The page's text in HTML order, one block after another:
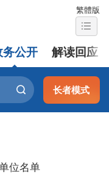
繁體版
务公开 解读回应
长者模式
位名单